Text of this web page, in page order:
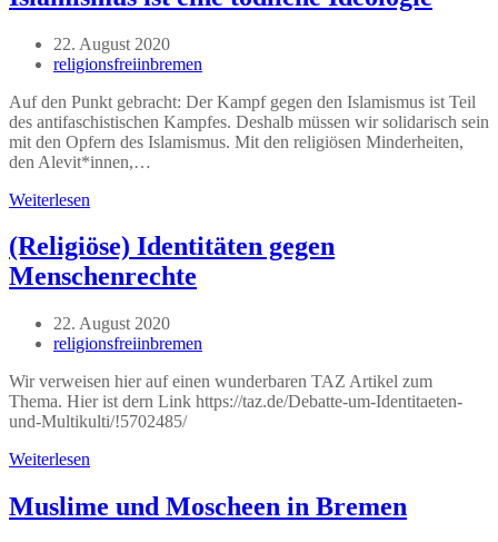
der
Beitrag
veröffentlicht:
22. August 2020
Beitrags-
religionsfreiinbremen
Auf den Punkt gebracht: Der Kampf gegen den Islamismus ist Teil
des antifaschistischen Kampfes. Deshalb müssen wir solidarisch sein
mit den Opfern des Islamismus. Mit den religiösen Minderheiten,
den Alevit*innen,…
Weiterlesen
eine
tödliche
Ideologie
(Religiöse) Identitäten gegen
Menschenrechte
Beitrag
veröffentlicht:
22. August 2020
Beitrags-
religionsfreiinbremen
Wir verweisen hier auf einen wunderbaren TAZ Artikel zum
Thema. Hier ist dern Link https://taz.de/Debatte-um-Identitaeten-
und-Multikulti/!5702485/
Weiterlesen
Menschenrechte
Muslime und Moscheen in Bremen